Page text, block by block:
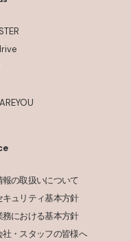
報の取扱いについて
キュリティ基本方針
務における基本方針
社・スタッフの皆様へ